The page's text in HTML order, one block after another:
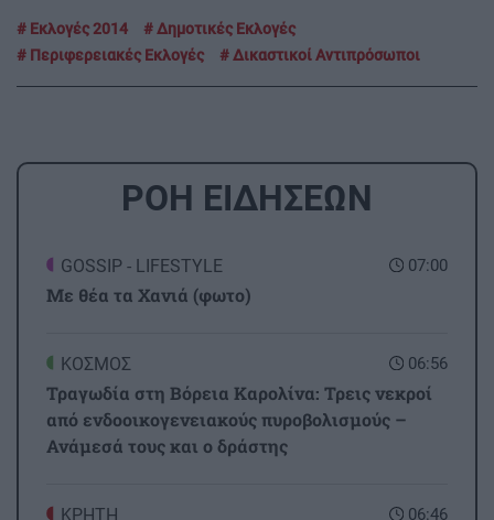
Εκλογές 2014
Δημοτικές Εκλογές
Περιφερειακές Εκλογές
Δικαστικοί Αντιπρόσωποι
ΡΟΗ ΕΙΔΗΣΕΩΝ
07:00
GOSSIP - LIFESTYLE
Με θέα τα Χανιά (φωτο)
06:56
ΚΟΣΜΟΣ
Τραγωδία στη Βόρεια Καρολίνα: Τρεις νεκροί
από ενδοοικογενειακούς πυροβολισμούς –
Ανάμεσά τους και ο δράστης
06:46
ΚΡΗΤΗ